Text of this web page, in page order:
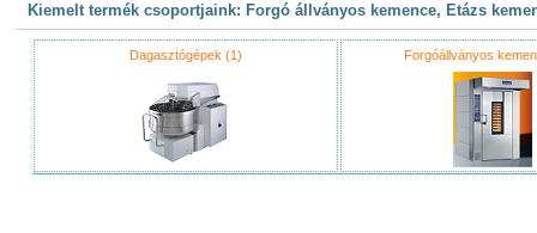
Kiemelt termék csoportjaink: Forgó állványos kemence, Etázs
Dagasztógépek (1) Forgóállványos